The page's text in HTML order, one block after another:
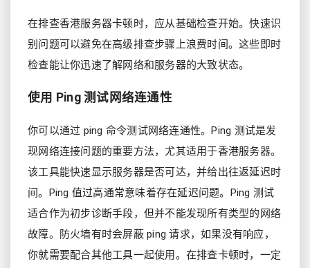
在排查香港服务器卡顿时，应从基础检查开始。快速识
别问题可以避免在高级排查步骤上浪费时间。这些即时
检查能让你迅速了解网络和服务器的大致状态。
使用 Ping 测试网络连通性
你可以通过 ping 命令测试网络连通性。Ping 测试是发
现网络连接问题的重要方法，尤其适用于香港服务器。
该工具能快速显示服务器是否可达，并给出往返延迟时
间。Ping 值过高通常意味着存在延迟问题。Ping 测试
适合作为初步诊断手段，但并不能发现所有类型的网络
故障。防火墙有时会屏蔽 ping 请求，如果没有响应，
你就需要配合其他工具一起使用。在排查卡顿时，一定